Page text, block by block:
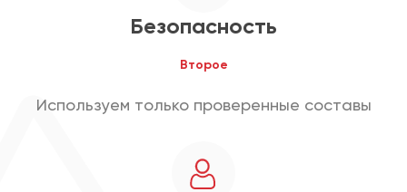
Безопасность
Второе
Используем только проверенные составы